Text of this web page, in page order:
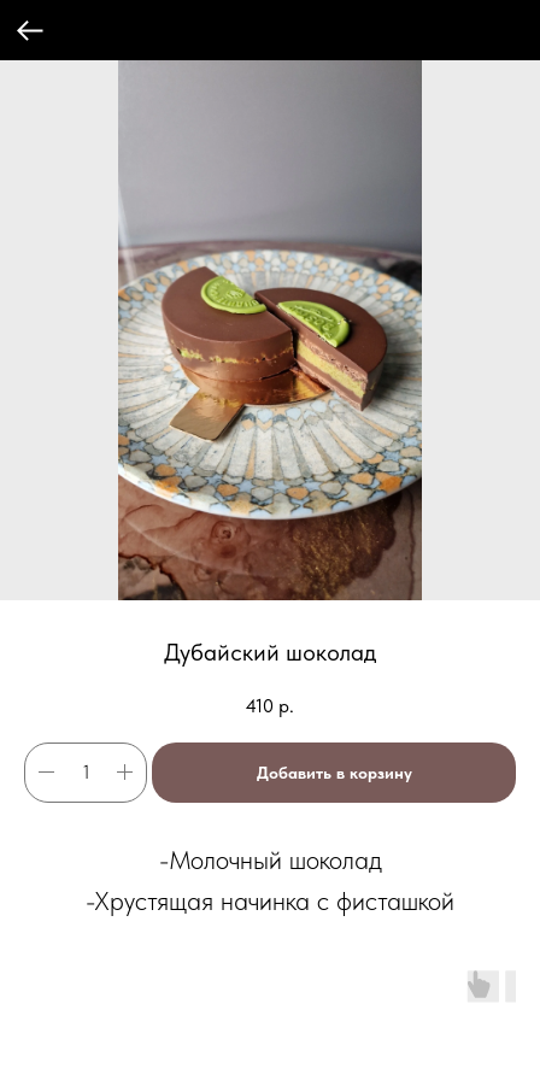
Дубайский шоколад
410 р.
Добавить в корзину
-Молочный шоколад
-Хрустящая начинка с фисташкой